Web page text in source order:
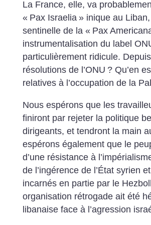
La France, elle, va
« Pax Israelia » inique au
sentinelle de la « Pax
instrumentalisation du label
particulièrement ridicule.
résolutions de l’ONU ? Qu’en
relatives à l’occupation de la
Nous espérons que les
finiront par rejeter la politique
dirigeants, et tendront la main
espérons également que le
d’une résistance à
de l’ingérence de l’État syrien
incarnés en partie par le
organisation rétrogade ait été
libanaise face à l’agression